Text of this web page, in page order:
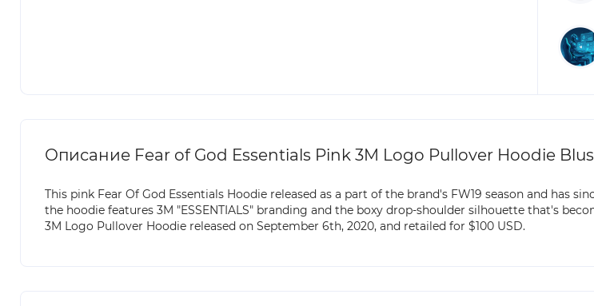
Описание Fear of God Essentials Pink 3M Logo Pullover Hoodie
This pink Fear Of God Essentials Hoodie released as a part of the brand's FW19 season and has
the hoodie features 3M "ESSENTIALS" branding and the boxy drop-shoulder silhouette that's
3M Logo Pullover Hoodie released on September 6th, 2020, and retailed for $100 USD.